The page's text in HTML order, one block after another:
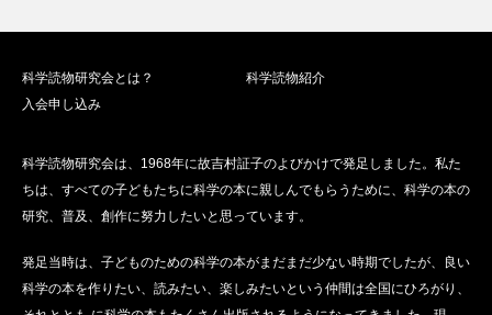
科学読物研究会とは？
科学読物紹介
入会申し込み
科学読物研究会は、1968年に故吉村証子のよびかけで発足しました。私た
ちは、すべての子どもたちに科学の本に親しんでもらうために、科学の本の
研究、普及、創作に努力したいと思っています。
発足当時は、子どものための科学の本がまだまだ少ない時期でしたが、良い
科学の本を作りたい、読みたい、楽しみたいという仲間は全国にひろがり、